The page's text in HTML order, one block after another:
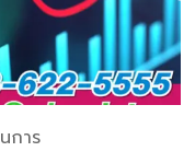
การ